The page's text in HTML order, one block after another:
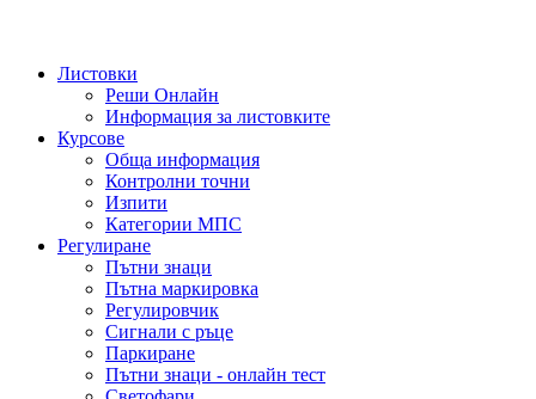
Листовки
Реши Онлайн
Информация за листовките
Курсове
Обща информация
Контролни точни
Изпити
Категории МПС
Регулиране
Пътни знаци
Пътна маркировка
Регулировчик
Сигнали с ръце
Паркиране
Пътни знаци - онлайн тест